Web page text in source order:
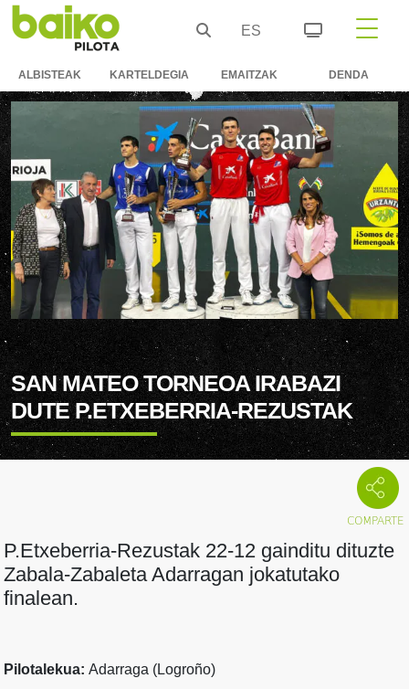
ES
ALBISTEAK KARTELDEGIA EMAITZAK DENDA
SAN MATEO TORNEOA IRABAZI
DUTE P.ETXEBERRIA-REZUSTAK
P.Etxeberria-Rezustak 22-12 gainditu dituzte
Zabala-Zabaleta Adarragan jokatutako
finalean.
Pilotalekua: Adarraga (Logroño)